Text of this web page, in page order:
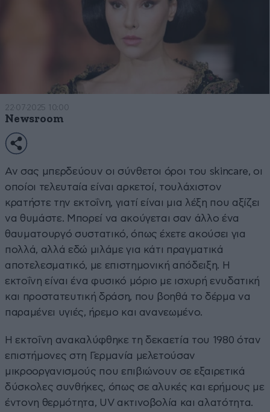
22·07·2025 10:00
Newsroom
Αν σας μπερδεύουν οι σύνθετοι όροι του skincare, oι
οποίοι τελευταία είναι αρκετοί, τουλάχιστον
κρατήστε την εκτοΐνη, γιατί είναι μια λέξη που αξίζει
να θυμάστε. Μπορεί να ακούγεται σαν άλλο ένα
θαυματουργό συστατικό, όπως έχετε ακούσει για
πολλά, αλλά εδώ μιλάμε για κάτι πραγματικά
αποτελεσματικό, με επιστημονική απόδειξη. Η
εκτοΐνη είναι ένα φυσικό μόριο με ισχυρή ενυδατική
και προστατευτική δράση, που βοηθά το δέρμα να
παραμένει υγιές, ήρεμο και ανανεωμένο.
Η εκτοΐνη ανακαλύφθηκε τη δεκαετία του 1980 όταν
επιστήμονες στη Γερμανία μελετούσαν
μικροοργανισμούς που επιβιώνουν σε εξαιρετικά
δύσκολες συνθήκες, όπως σε αλυκές και ερήμους με
έντονη θερμότητα, UV ακτινοβολία και αλατότητα.